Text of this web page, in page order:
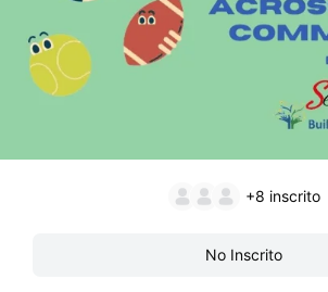
+8 inscrito
No Inscrito